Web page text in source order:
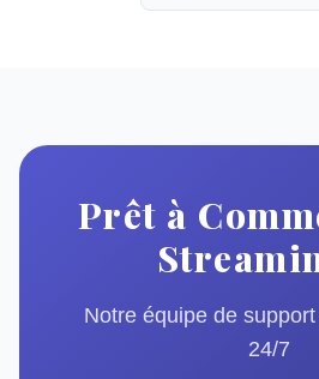
Prêt à
Notre équipe de
24/7